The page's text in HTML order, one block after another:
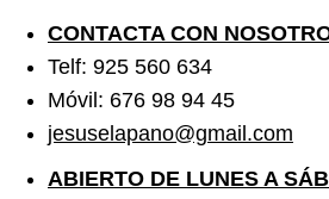
CONTACTA CON
Telf: 925 560 634
Móvil: 676 98 94 45
jesuselapano@gmail.com
ABIERTO DE LUNES A